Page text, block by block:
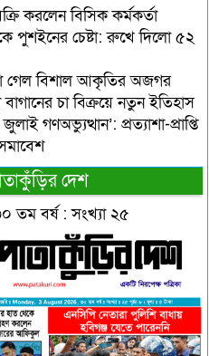
করলেন বিসিক কর্মকর্তা
পুশইনের চেষ্টা: রুখে দিলো ৫২
গেল বিশাল আকৃতির অজগর
চা বিক্রয়ে নতুন ইতিহাস
গণঅভ্যুত্থান’: প্রত্যাশা-প্রাপ্তি
দেশ
বর্ষ : সংখ্যা ২৫